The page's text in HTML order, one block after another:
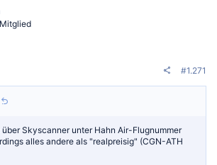
#1.271
Skyscanner unter Hahn Air-Flugnummer
alles andere als "realpreisig" (CGN-ATH